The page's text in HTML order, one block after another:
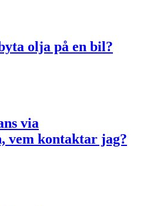
olja på en bil?
via
vem kontaktar jag?